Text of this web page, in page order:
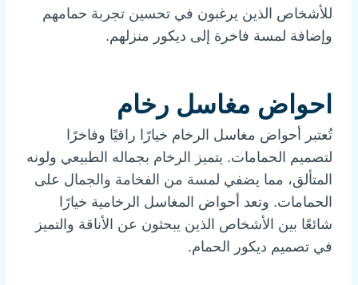
للأشخاص الذين يرغبون في تحسين تجربة حمامهم
وإضافة لمسة فاخرة إلى ديكور منزلهم.
احواض مغاسل رخام
تُعتبر أحواض مغاسل الرخام خيارًا راقيًا وفاخرًا
لتصميم الحمامات. يتميز الرخام بجماله الطبيعي ولونه
المتألق، مما يضفي لمسة من الفخامة والجمال على
الحمامات. وتعد أحواض المغاسل الرخامية خيارًا
شائعًا بين الأشخاص الذين يبحثون عن الأناقة والتميز
في تصميم ديكور الحمام.